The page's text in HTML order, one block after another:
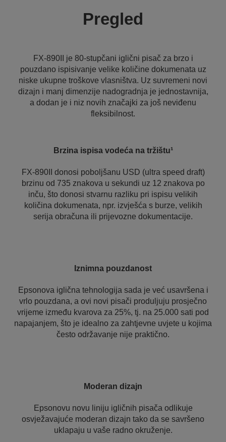
Pregled
FX-890II je 80-stupčani iglični pisač za brzo i
pouzdano ispisivanje velike količine dokumenata uz
niske ukupne troškove vlasništva. Uz suvremeni novi
dizajn i manj dimenzije nadogradnja je jednostavnija,
a dodan je i niz novih značajki za još neviđenu
fleksibilnost.
Brzina ispisa vodeća na tržištu¹
FX-890II donosi poboljšanu USD (ultra speed draft)
brzinu od 735 znakova u sekundi uz 12 znakova po
inču, što donosi stvarnu razliku pri ispisu velikih
količina dokumenata, npr. izvješća s burze, velikih
serija obračuna ili prijevozne dokumentacije.
Iznimna pouzdanost
Epsonova iglična tehnologija sada je već usavršena i
vrlo pouzdana, a ovi novi pisači produljuju prosječno
vrijeme između kvarova za 25%, tj. na 25.000 sati pod
napajanjem, što je idealno za zahtjevne uvjete u kojima
često održavanje nije praktično.
Moderan dizajn
Epsonovu novu liniju igličnih pisača odlikuje
osvježavajuće moderan dizajn tako da se savršeno
uklapaju u vaše radno okruženje.